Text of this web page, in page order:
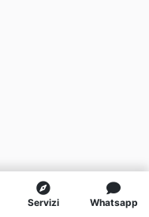
Servizi Whatsapp